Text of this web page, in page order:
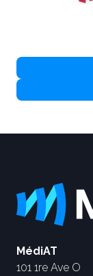
MédiAT
101 1re Ave O